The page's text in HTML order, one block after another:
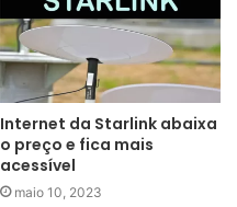
Internet da Starlink abaixa
o preço e fica mais
acessível
maio 10, 2023